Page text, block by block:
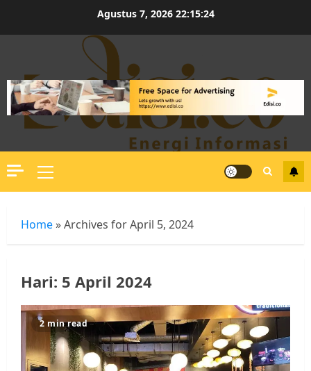
Agustus 7, 2026 22:15:24
Primary
Menu
Home »Archives for April 5, 2024
Hari: 5 April 2024
2 min read